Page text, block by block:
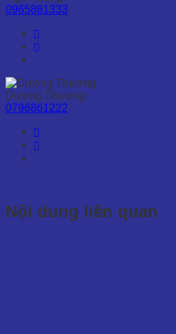
0965861333
Dương Thương
0796861222
Nội dung liên quan